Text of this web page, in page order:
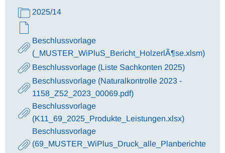
2025/14
Beschlussvorlage
(_MUSTER_WiPluS_Bericht_HolzerlÃ¶se.xlsm)
Beschlussvorlage (Liste Sachkonten 2025)
Beschlussvorlage (Naturalkontrolle 2023 -
1158_Z52_2023_00069.pdf)
Beschlussvorlage
(K11_69_2025_Produkte_Leistungen.xlsx)
Beschlussvorlage
(69_MUSTER_WiPlus_Druck_alle_Planberichte